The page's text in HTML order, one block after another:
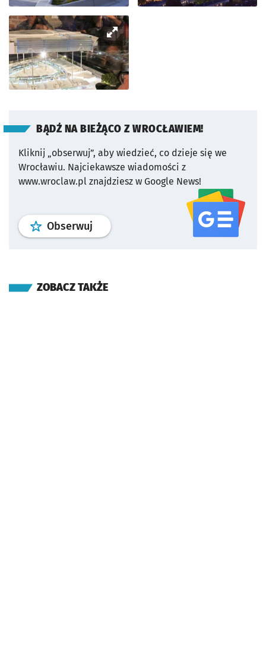
BĄDŹ NA BIEŻĄCO Z WROCŁAWIEM!
Kliknij „obserwuj”, aby wiedzieć, co dzieje się we
Wrocławiu. Najciekawsze wiadomości z
www.wroclaw.pl znajdziesz w Google News!
Obserwuj profil serwisu
ZOBACZ TAKŻE